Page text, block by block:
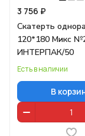
3 756 ₽
Скатерть
120*180 Микс
ИНТЕРПАК/50
Есть в наличии
В